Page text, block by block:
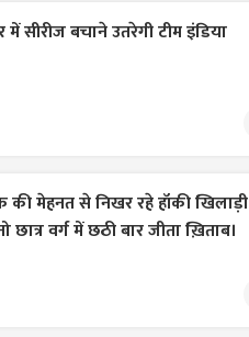
में सीरीज बचाने उतरेगी टीम इंडिया
मेहनत से निखर रहे हॉकी खिलाड़ी
छात्र वर्ग में छठी बार जीता ख़िताब।